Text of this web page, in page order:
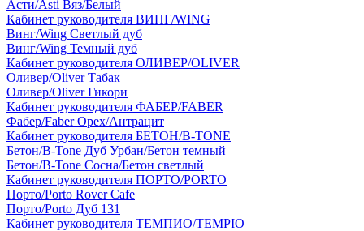
Асти/Asti Вяз/Белый
Кабинет руководителя ВИНГ/WING
Винг/Wing Светлый дуб
Винг/Wing Темный дуб
Кабинет руководителя ОЛИВЕР/OLIVER
Оливер/Oliver Табак
Оливер/Oliver Гикори
Кабинет руководителя ФАБЕР/FABER
Фабер/Faber Орех/Антрацит
Кабинет руководителя БЕТОН/B-TONE
Бетон/B-Tone Дуб Урбан/Бетон темный
Бетон/B-Tone Сосна/Бетон светлый
Кабинет руководителя ПОРТО/PORTO
Порто/Porto Rover Cafe
Порто/Porto Дуб 131
Кабинет руководителя ТЕМПИО/TEMPIO